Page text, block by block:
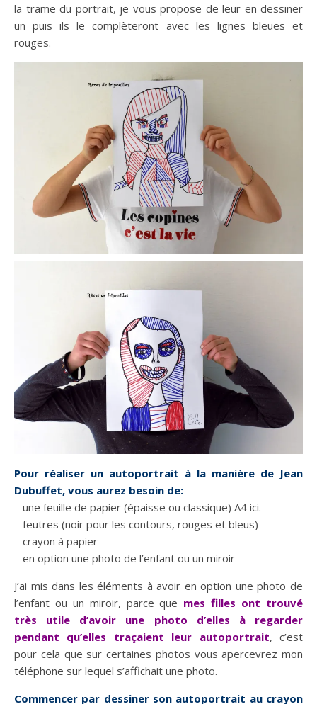
la trame du portrait, je vous propose de leur en dessiner
un puis ils le complèteront avec les lignes bleues et
rouges.
Pour réaliser un autoportrait à la manière de Jean
Dubuffet, vous aurez besoin de:
– une feuille de papier (épaisse ou classique) A4 ici.
– feutres (noir pour les contours, rouges et bleus)
– crayon à papier
– en option une photo de l’enfant ou un miroir
J’ai mis dans les éléments à avoir en option une photo de
l’enfant ou un miroir, parce que mes filles ont trouvé
très utile d’avoir une photo d’elles à regarder
pendant qu’elles traçaient leur autoportrait, c’est
pour cela que sur certaines photos vous apercevrez mon
téléphone sur lequel s’affichait une photo.
Commencer par dessiner son autoportrait au crayon